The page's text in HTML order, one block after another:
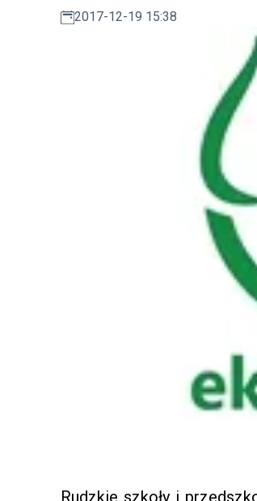
2017-12-19 15:38
Rudzkie szkoły i